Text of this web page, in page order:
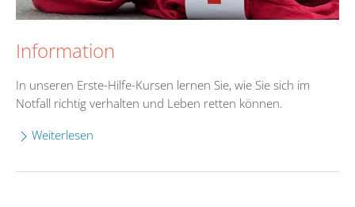
Information
In unseren Erste-Hilfe-Kursen lernen Sie, wie Sie sich im
Notfall richtig verhalten und Leben retten können.
Weiterlesen